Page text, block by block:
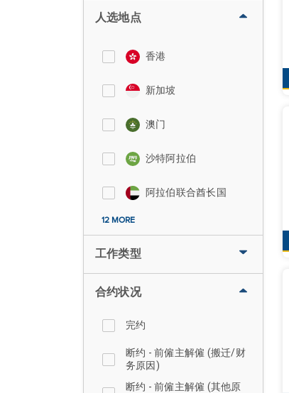
人选地点
香港
新加坡
澳门
沙特阿拉伯
阿拉伯联合酋长国
12 MORE
工作类型
合约状况
完约
断约 - 前僱主解僱 (搬迁/财
务原因)
断约 - 前僱主解僱 (其他原